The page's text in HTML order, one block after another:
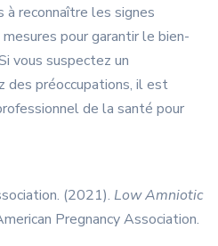
reconnaître les signes
pour garantir le bien-
vous suspectez un
des préoccupations, il est
de la santé pour
(2021). Low Amniotic
Pregnancy Association.